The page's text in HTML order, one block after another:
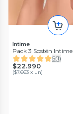
Intime
Pack 3 Sostén Intime
5(1)
$22.990
($7.663 x un)